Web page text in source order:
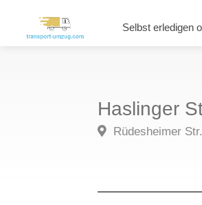
Selbst erledigen
Haslinger
Rüdesheimer